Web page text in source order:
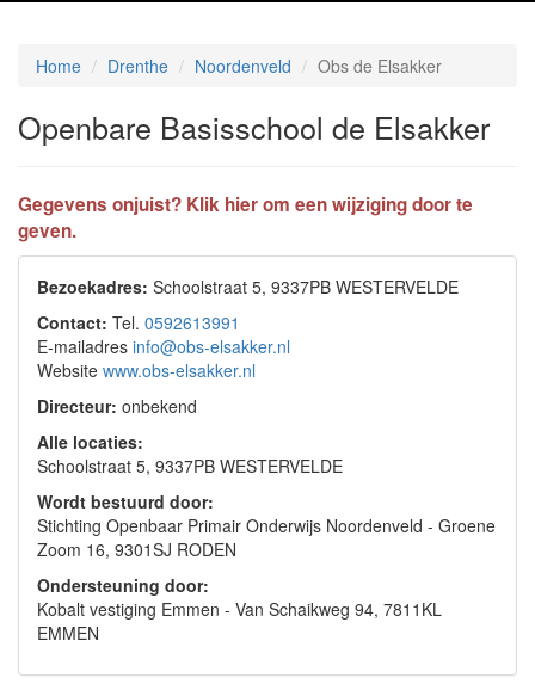
Home Drenthe Noordenveld Obs de Elsakker
Openbare Basisschool de Elsakker
Gegevens onjuist? Klik hier om een wijziging door te
geven.
Bezoekadres: Schoolstraat 5, 9337PB WESTERVELDE
Contact: Tel. 0592613991
E-mailadres info@obs-elsakker.nl
Website www.obs-elsakker.nl
Directeur: onbekend
Alle locaties:
Schoolstraat 5, 9337PB WESTERVELDE
Wordt bestuurd door:
Stichting Openbaar Primair Onderwijs Noordenveld - Groene
Zoom 16, 9301SJ RODEN
Ondersteuning door:
Kobalt vestiging Emmen - Van Schaikweg 94, 7811KL
EMMEN